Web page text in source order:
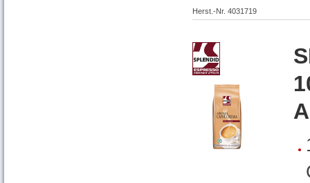
Herst.-Nr. 4031719